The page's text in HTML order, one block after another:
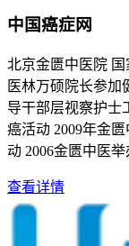
中国癌症网
北京金匮中医院
医林万硕院长参加
导干部层视察护士
癌活动 2009年金
动 2006金匮中医
查看详情